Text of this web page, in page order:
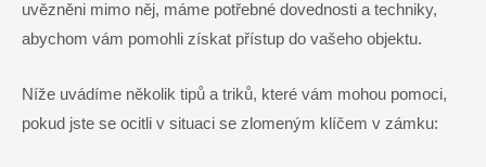
uvězněni mimo něj, ​máme ⁤potřebné dovednosti ⁣a techniky,
‍abychom vám‍ pomohli⁣ získat přístup do vašeho ‍objektu.
Níže‍ uvádíme několik tipů a triků, které vám mohou pomoci,
pokud jste se ocitli v situaci se zlomeným⁢ klíčem⁤ v zámku: